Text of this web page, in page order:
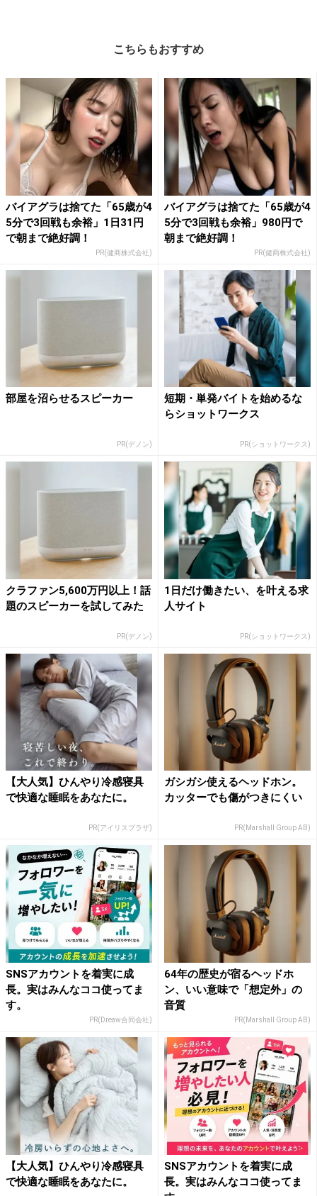
こちらもおすすめ
バイアグラは捨てた「65歳が4
5分で3回戦も余裕」1日31円
で朝まで絶好調！
PR(健商株式会社)
バイアグラは捨てた「65歳が4
5分で3回戦も余裕」980円で
朝まで絶好調！
PR(健商株式会社)
部屋を沼らせるスピーカー
PR(デノン)
短期・単発バイトを始めるな
らショットワークス
PR(ショットワークス)
クラファン5,600万円以上！話
題のスピーカーを試してみた
PR(デノン)
1日だけ働きたい、を叶える求
人サイト
PR(ショットワークス)
【大人気】ひんやり冷感寝具
で快適な睡眠をあなたに。
PR(アイリスプラザ)
ガシガシ使えるヘッドホン。
カッターでも傷がつきにくい
PR(Marshall Group AB)
SNSアカウントを着実に成
長。実はみんなココ使ってま
す。
PR(Dreaw合同会社)
64年の歴史が宿るヘッドホ
ン、いい意味で「想定外」の
音質
PR(Marshall Group AB)
【大人気】ひんやり冷感寝具
で快適な睡眠をあなたに。
SNSアカウントを着実に成
長。実はみんなココ使ってま